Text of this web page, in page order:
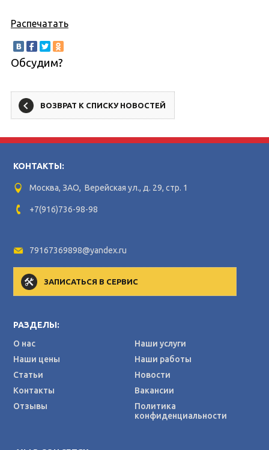
Распечатать
Обсудим?
ВОЗВРАТ К СПИСКУ НОВОСТЕЙ
КОНТАКТЫ:
Москва, ЗАО, Верейская ул., д. 29, стр. 1
+7(916)736-98-98
79167369898@yandex.ru
ЗАПИСАТЬСЯ В СЕРВИС
РАЗДЕЛЫ:
О нас
Наши услуги
Наши цены
Наши работы
Статьи
Новости
Контакты
Вакансии
Отзывы
Политика
конфиденциальности